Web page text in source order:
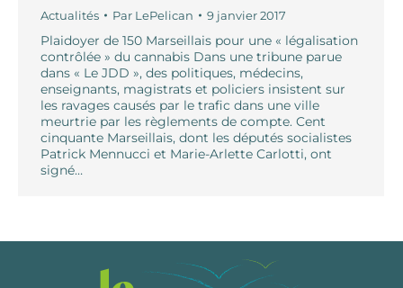
Actualités Par LePelican 9 janvier 2017
Plaidoyer de 150 Marseillais pour une « légalisation
contrôlée » du cannabis Dans une tribune parue
dans « Le JDD », des politiques, médecins,
enseignants, magistrats et policiers insistent sur
les ravages causés par le trafic dans une ville
meurtrie par les règlements de compte. Cent
cinquante Marseillais, dont les députés socialistes
Patrick Mennucci et Marie-Arlette Carlotti, ont
signé…